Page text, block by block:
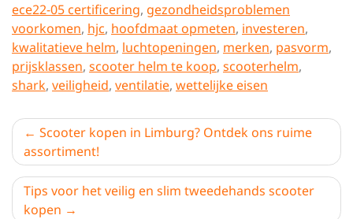
ece22-05 certificering, gezondheidsproblemen
voorkomen, hjc, hoofdmaat opmeten, investeren,
kwalitatieve helm, luchtopeningen, merken, pasvorm,
prijsklassen, scooter helm te koop, scooterhelm,
shark, veiligheid, ventilatie, wettelijke eisen
Berichtnavigatie
Scooter kopen in Limburg? Ontdek ons ruime
assortiment!
Tips voor het veilig en slim tweedehands scooter
kopen